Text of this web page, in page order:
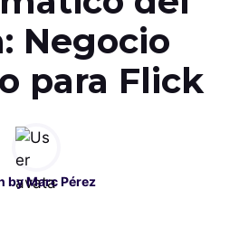
Negocio
para Flick
byMarc Pérez